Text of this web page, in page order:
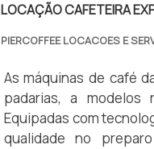
LOCAÇÃO CAFETEIRA
PIERCOFFEE LOCACOES E
As máquinas de café
padarias, a modelos
Equipadas com
qualidade no